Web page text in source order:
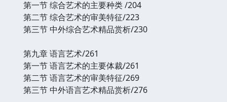
第一节 综合艺术的主要种类 /204
第二节 综合艺术的审美特征/223
第三节 中外综合艺术精品赏析/230
第九章 语言艺术/261
第一节 语言艺术的主要体裁/261
第二节 语言艺术的审美特征/269
第三节 中外语言艺术精品赏析/276